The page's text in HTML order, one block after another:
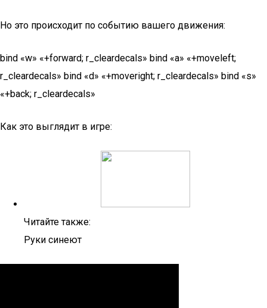
Но это происходит по событию вашего движения:
bind «w» «+forward; r_cleardecals» bind «a» «+moveleft;
r_cleardecals» bind «d» «+moveright; r_cleardecals» bind «s»
«+back; r_cleardecals»
Как это выглядит в игре:
Читайте также:
Руки синеют